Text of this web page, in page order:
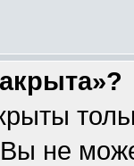
не